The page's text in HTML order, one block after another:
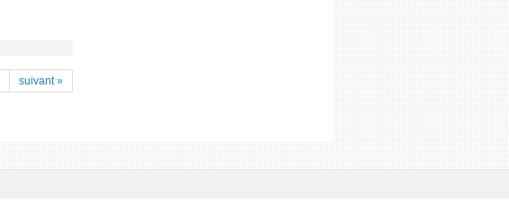
suivant »